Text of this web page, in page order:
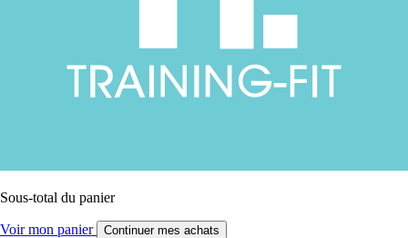
Sous-total du panier
Voir mon panier Continuer mes achats